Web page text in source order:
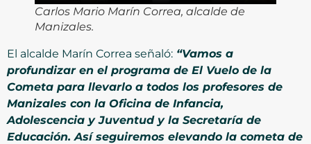
Carlos Mario Marín Correa, alcalde de
Manizales.
El alcalde Marín Correa señaló: “Vamos a
profundizar en el programa de El Vuelo de la
Cometa para llevarlo a todos los profesores de
Manizales con la Oficina de Infancia,
Adolescencia y Juventud y la Secretaría de
Educación. Así seguiremos elevando la cometa de